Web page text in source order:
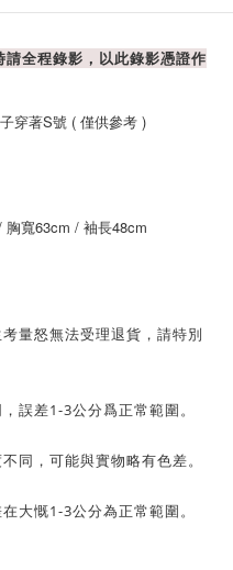
全程錄影，以此錄影憑證作
穿著S號 ( 僅供參考 )
寬63cm / 袖長48cm
量怒無法受理退貨，請特別
誤差1-3公分爲正常範圍。
同，可能與實物略有色差。
大慨1-3公分為正常範圍。